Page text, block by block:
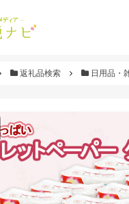
返礼品検索 日用品・